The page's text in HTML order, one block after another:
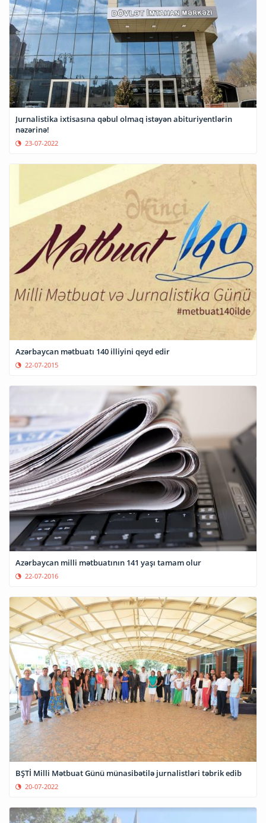
Jurnalistika ixtisasına qəbul olmaq istəyən abituriyentlərin
nəzərinə!
23-07-2022
Azərbaycan mətbuatı 140 illiyini qeyd edir
22-07-2015
Azərbaycan milli mətbuatının 141 yaşı tamam olur
22-07-2016
BŞTİ Milli Mətbuat Günü münasibətilə jurnalistləri təbrik edib
20-07-2022